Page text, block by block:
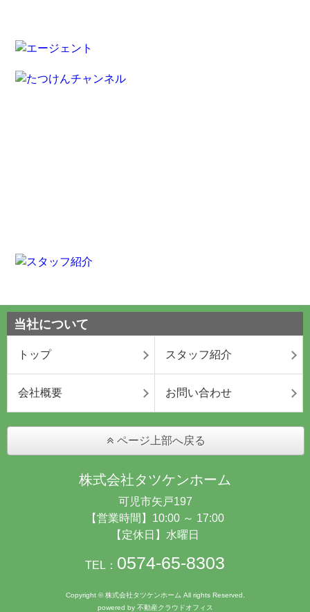
当社について
トップ スタッフ紹介
会社概要 お問い合わせ
ページ上部へ戻る
株式会社タツケンホーム
可児市矢戸197
【営業時間】10:00 ～ 17:00
【定休日】水曜日
TEL： 0574-65-8303
Copyright © 株式会社タツケンホーム All rights Reserved.
powered by 不動産クラウドオフィス